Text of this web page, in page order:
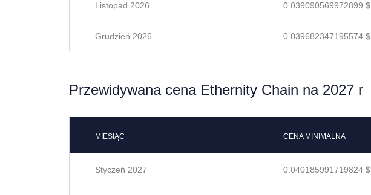
Listopad 2026 0.039090569972899 $
Grudzień 2026 0.039682347195574 $
Przewidywana cena Ethernity Chain na 2027 r
MIESIĄC CENA MINIMALNA
Styczeń 2027 0.040185991719824 $